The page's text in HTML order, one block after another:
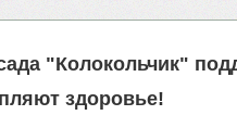
"Колокольчик"
здоровье!